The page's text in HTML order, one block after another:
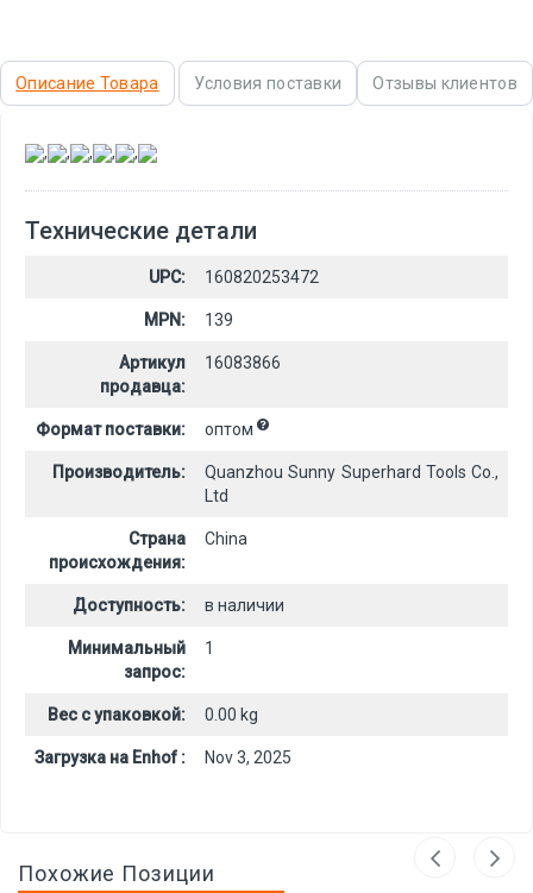
Описание Товара Условия поставки Отзывы клиентов
, , , , ,
Технические детали
UPC: 160820253472
MPN: 139
Артикул
продавца:
16083866
Формат поставки: оптом
Производитель:
Quanzhou Sunny Superhard Tools Co.,
Ltd
Страна
происхождения:
China
Доступность: в наличии
Минимальный
запрос:
1
Вес с упаковкой: 0.00 kg
Загрузка на Enhof : Nov 3, 2025
Похожие Позиции